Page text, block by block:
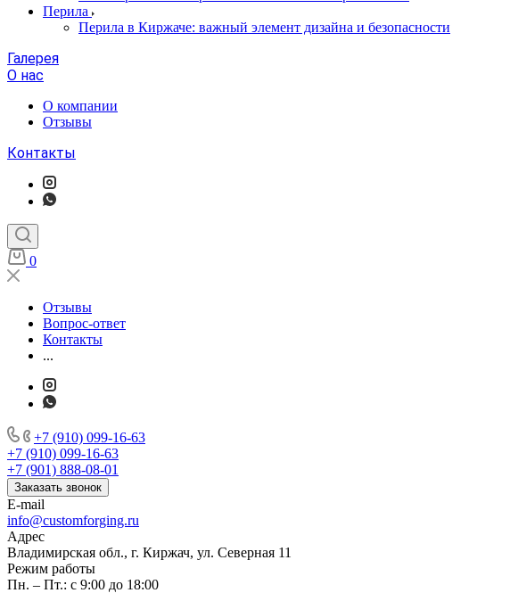
Перила
Перила в Киржаче: важный элемент дизайна и безопасности
Галерея
О нас
О компании
Отзывы
Контакты
0
Отзывы
Вопрос-ответ
Контакты
...
+7 (910) 099-16-63
+7 (910) 099-16-63
+7 (901) 888-08-01
Заказать звонок
E-mail
info@customforging.ru
Адрес
Владимирская обл., г. Киржач, ул. Северная 11
Режим работы
Пн. – Пт.: с 9:00 до 18:00